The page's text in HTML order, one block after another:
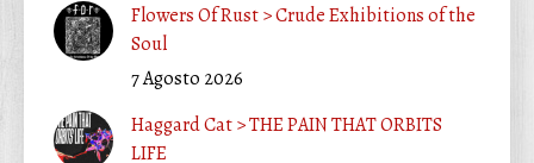
Flowers Of Rust > Crude Exhibitions of the
Soul
7 Agosto 2026
Haggard Cat > THE PAIN THAT ORBITS
LIFE